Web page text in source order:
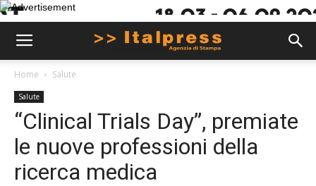
Home Salute
Salute
“Clinical Trials Day”, premiate
le nuove professioni della
ricerca medica